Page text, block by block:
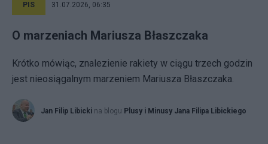
PIS 31.07.2026, 06:35
O marzeniach Mariusza Błaszczaka
Krótko mówiąc, znalezienie rakiety w ciągu trzech godzin
jest nieosiągalnym marzeniem Mariusza Błaszczaka.
Jan Filip Libicki na blogu Plusy i Minusy Jana Filipa Libickiego